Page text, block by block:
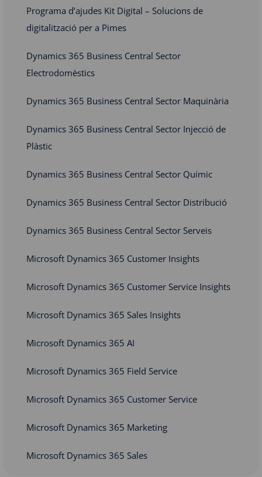
Programa d’ajudes Kit Digital – Solucions de
digitalització per a Pimes
Dynamics 365 Business Central Sector
Electrodomèstics
Dynamics 365 Business Central Sector Maquinària
Dynamics 365 Business Central Sector Injecció de
Plàstic
Dynamics 365 Business Central Sector Químic
Dynamics 365 Business Central Sector Distribució
Dynamics 365 Business Central Sector Serveis
Microsoft Dynamics 365 Customer Insights
Microsoft Dynamics 365 Customer Service Insights
Microsoft Dynamics 365 Sales Insights
Microsoft Dynamics 365 AI
Microsoft Dynamics 365 Field Service
Microsoft Dynamics 365 Customer Service
Microsoft Dynamics 365 Marketing
Microsoft Dynamics 365 Sales